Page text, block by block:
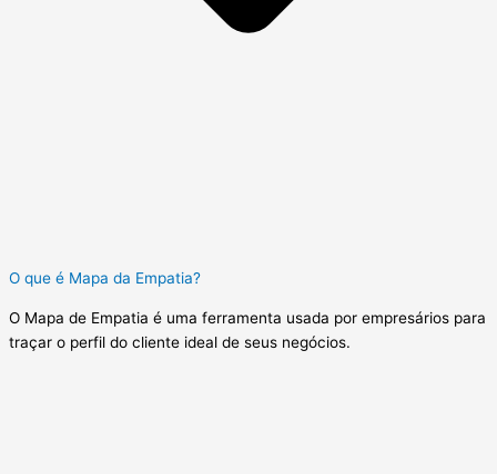
O que é Mapa da Empatia?
O Mapa de Empatia é uma ferramenta usada por empresários para
traçar o perfil do cliente ideal de seus negócios.